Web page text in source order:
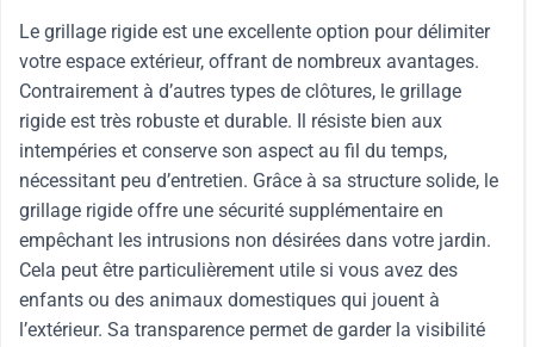
Le grillage rigide est une excellente option pour délimiter
votre espace extérieur, offrant de nombreux avantages.
Contrairement à d’autres types de clôtures, le grillage
rigide est très robuste et durable. Il résiste bien aux
intempéries et conserve son aspect au fil du temps,
nécessitant peu d’entretien. Grâce à sa structure solide, le
grillage rigide offre une sécurité supplémentaire en
empêchant les intrusions non désirées dans votre jardin.
Cela peut être particulièrement utile si vous avez des
enfants ou des animaux domestiques qui jouent à
l’extérieur. Sa transparence permet de garder la visibilité